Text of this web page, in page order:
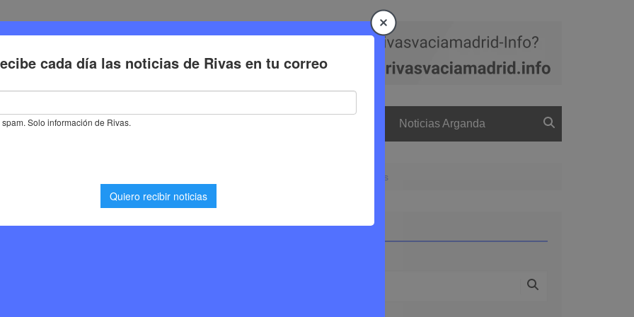
Deporte Cultura Trabajo Noticias Arganda
el Abono 2025 de la Sinfónica de Rivas: fechas, obras y cómo conseguir tus entradas
de la Sinfónica
y cómo conseguir